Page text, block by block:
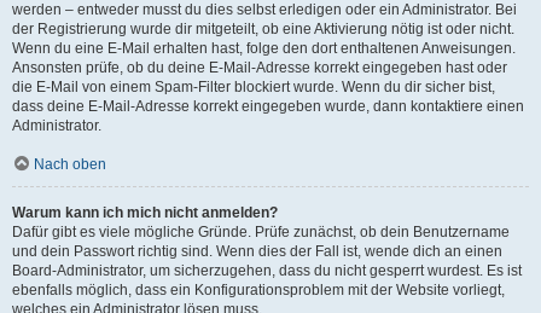
werden – entweder musst du dies selbst erledigen oder ein Administrator. Bei
der Registrierung wurde dir mitgeteilt, ob eine Aktivierung nötig ist oder nicht.
Wenn du eine E-Mail erhalten hast, folge den dort enthaltenen Anweisungen.
Ansonsten prüfe, ob du deine E-Mail-Adresse korrekt eingegeben hast oder
die E-Mail von einem Spam-Filter blockiert wurde. Wenn du dir sicher bist,
dass deine E-Mail-Adresse korrekt eingegeben wurde, dann kontaktiere einen
Administrator.
Nach oben
Warum kann ich mich nicht anmelden?
Dafür gibt es viele mögliche Gründe. Prüfe zunächst, ob dein Benutzername
und dein Passwort richtig sind. Wenn dies der Fall ist, wende dich an einen
Board-Administrator, um sicherzugehen, dass du nicht gesperrt wurdest. Es ist
ebenfalls möglich, dass ein Konfigurationsproblem mit der Website vorliegt,
welches ein Administrator lösen muss.